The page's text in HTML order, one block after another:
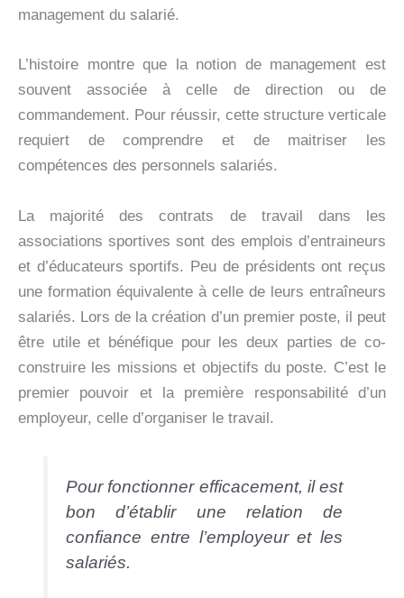
management du salarié.
L’histoire montre que la notion de management est
souvent associée à celle de direction ou de
commandement. Pour réussir, cette structure verticale
requiert de comprendre et de maitriser les
compétences des personnels salariés.
La majorité des contrats de travail dans les
associations sportives sont des emplois d’entraineurs
et d’éducateurs sportifs. Peu de présidents ont reçus
une formation équivalente à celle de leurs entraîneurs
salariés. Lors de la création d’un premier poste, il peut
être utile et bénéfique pour les deux parties de co-
construire les missions et objectifs du poste. C’est le
premier pouvoir et la première responsabilité d’un
employeur, celle d’organiser le travail.
Pour fonctionner efficacement, il est
bon d’établir une relation de
confiance entre l’employeur et les
salariés.